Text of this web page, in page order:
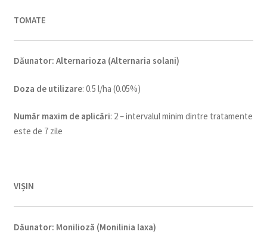
TOMATE
Dăunator: Alternarioza (Alternaria solani)
Doza de utilizare: 0.5 l/ha (0.05%)
Număr maxim de aplicări: 2 – intervalul minim dintre tratamente
este de 7 zile
VIȘIN
Dăunator: Monilioză (Monilinia laxa)